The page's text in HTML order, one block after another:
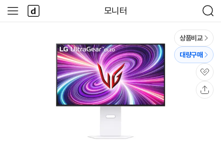
모니터
검
색
사
이
다
나
와
상품비교
대량구매
관
심